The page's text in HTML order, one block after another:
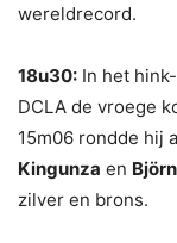
wereldrecord.
18u30: In het
DCLA de vroege
15m06 rondde hij
Kingunza en
zilver en brons.